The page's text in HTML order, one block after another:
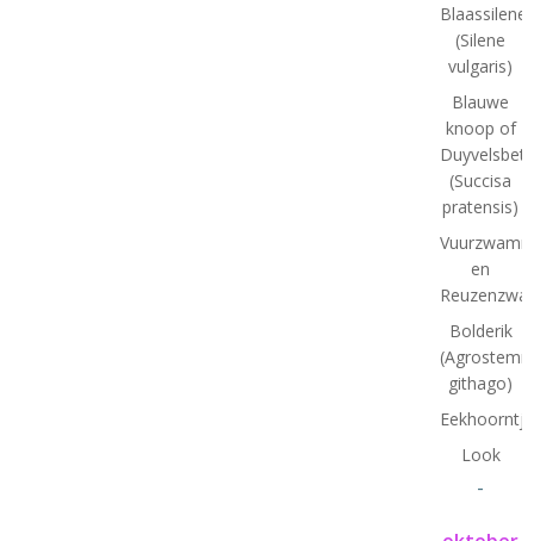
Blaassilene
(Silene
vulgaris)
Blauwe
knoop of
Duyvelsbete
(Succisa
pratensis)
en
Bolderik
githago)
Look
-